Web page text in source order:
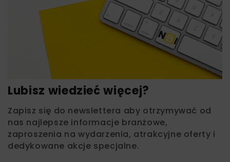
Lubisz wiedzieć więcej?
Zapisz się do newslettera aby otrzymywać od
nas najlepsze informacje branżowe,
zaproszenia na wydarzenia, atrakcyjne oferty i
dedykowane akcje specjalne.